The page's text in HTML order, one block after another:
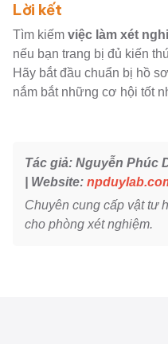
Lời kết
Tìm kiếm việc làm xét
nếu bạn trang bị đủ kiến
Hãy bắt đầu chuẩn bị hồ
nắm bắt những cơ hội tốt
Tác giả: Nguyễn Phúc
| Website:
Chuyên cung cấp vật tư
cho phòng xét nghiệm.